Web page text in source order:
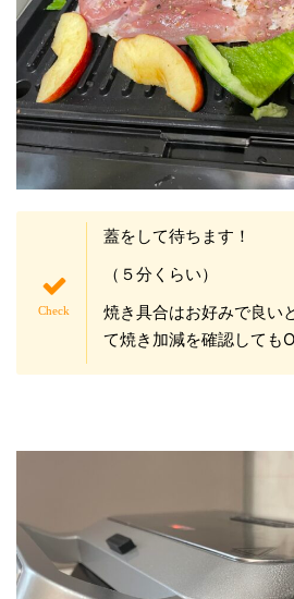
蓋をして待ちます！
（５分くらい）
焼き具合はお好みで良い
て焼き加減を確認しても